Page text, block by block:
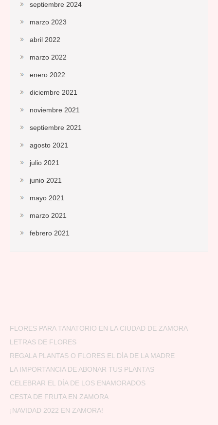
septiembre 2024
marzo 2023
abril 2022
marzo 2022
enero 2022
diciembre 2021
noviembre 2021
septiembre 2021
agosto 2021
julio 2021
junio 2021
mayo 2021
marzo 2021
febrero 2021
FLORES PARA TANATORIO EN LA CIUDAD DE ZAMORA
LETRAS DE FLORES
REGALA PLANTAS O FLORES EL DÍA DE LA MADRE
LA IMPORTANCIA DE ABONAR TUS PLANTAS
CELEBRAR EL DÍA DE LOS ENAMORADOS
CESTA DE FRUTA EN ZAMORA
¡NAVIDAD 2022 EN ZAMORA!